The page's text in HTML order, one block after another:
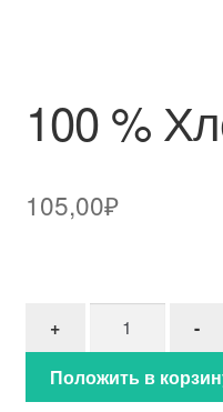
100 %
105,00₽
+
-
Положить в